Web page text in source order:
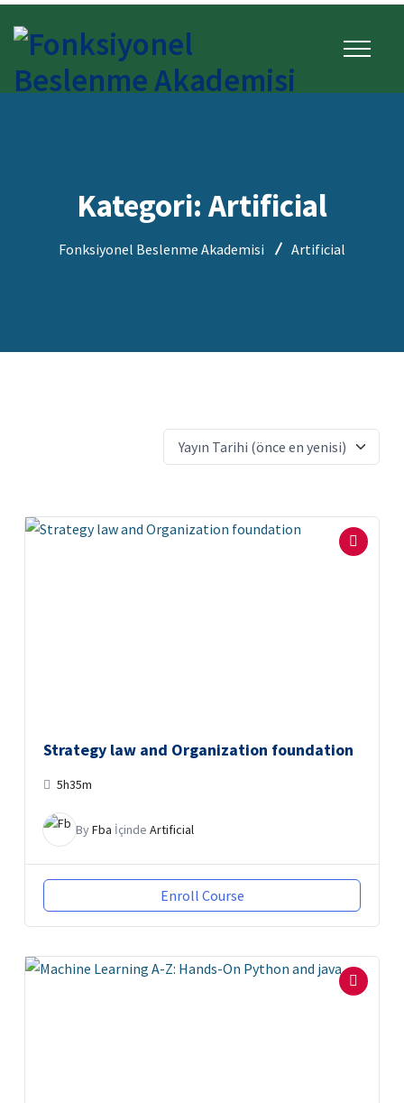
Kategori: Artificial
Fonksiyonel Beslenme Akademisi Artificial
Strategy law and Organization foundation
5h35m
ByFba İçinde Artificial
Enroll Course